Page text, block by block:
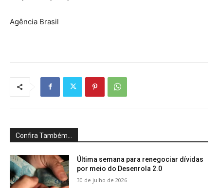
Agência Brasil
Confira Também...
Última semana para renegociar dívidas
por meio do Desenrola 2.0
30 de julho de 2026